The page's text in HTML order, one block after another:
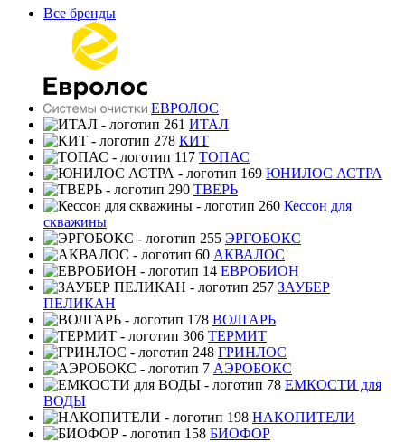
Все бренды
ЕВРОЛОС
ИТАЛ
КИТ
ТОПАС
ЮНИЛОС АСТРА
ТВЕРЬ
Кессон для
скважины
ЭРГОБОКС
АКВАЛОС
ЕВРОБИОН
ЗАУБЕР
ПЕЛИКАН
ВОЛГАРЬ
ТЕРМИТ
ГРИНЛОС
АЭРОБОКС
ЕМКОСТИ для
ВОДЫ
НАКОПИТЕЛИ
БИОФОР